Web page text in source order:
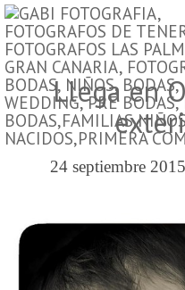
Llega en
24 septiembre